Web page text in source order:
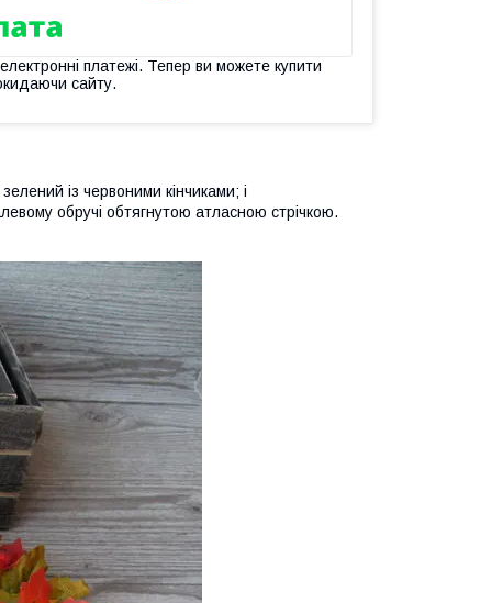
платежі. Тепер ви можете купити
сайту.
із червоними кінчиками; і
обручі обтягнутою атласною стрічкою.